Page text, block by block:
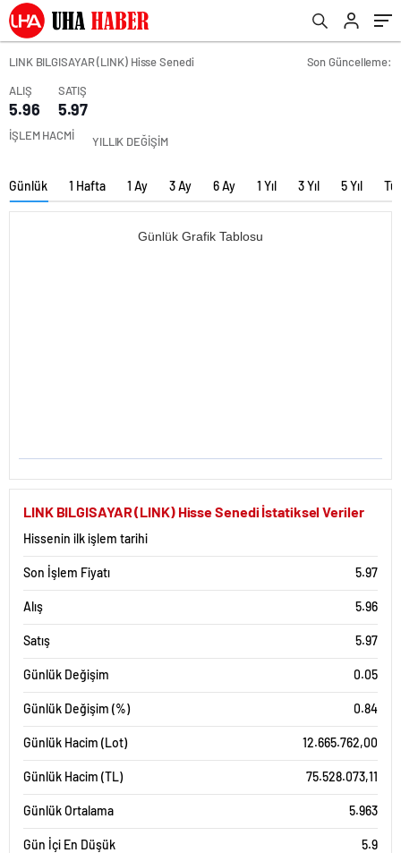
LINK BILGISAYAR (LINK) Hisse Senedi
Son Güncelleme:
ALIŞ
5.96
SATIŞ
5.97
İŞLEM HACMİ YILLIK DEĞİŞİM
Günlük 1 Hafta 1 Ay 3 Ay 6 Ay 1 Yıl 3 Yıl 5 Yıl
Günlük Grafik Tablosu
LINK BILGISAYAR (LINK) Hisse Senedi İstatiksel Veriler
Hissenin ilk işlem tarihi
Son İşlem Fiyatı 5.97
Alış 5.96
Satış 5.97
Günlük Değişim 0.05
Günlük Değişim (%) 0.84
Günlük Hacim (Lot) 12.665.762,00
Günlük Hacim (TL) 75.528.073,11
Günlük Ortalama 5.963
Gün İçi En Düşük 5.9